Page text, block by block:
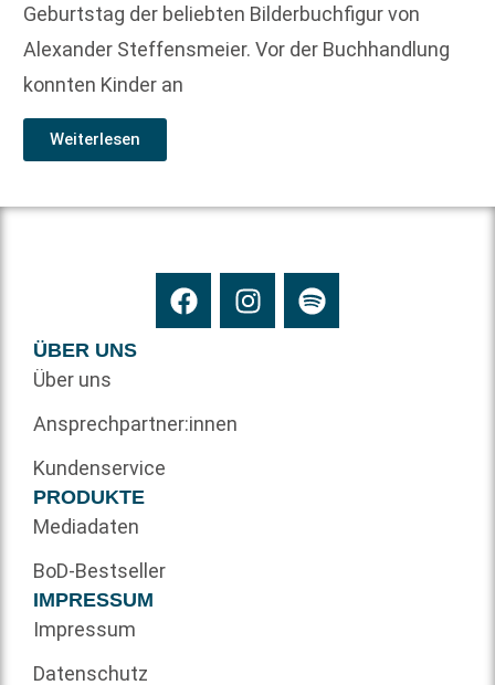
Geburtstag der beliebten Bilderbuchfigur von
Alexander Steffensmeier. Vor der Buchhandlung
konnten Kinder an
Weiterlesen
ÜBER UNS
Über uns
Ansprechpartner:innen
Kundenservice
PRODUKTE
Mediadaten
BoD-Bestseller
IMPRESSUM
Impressum
Datenschutz